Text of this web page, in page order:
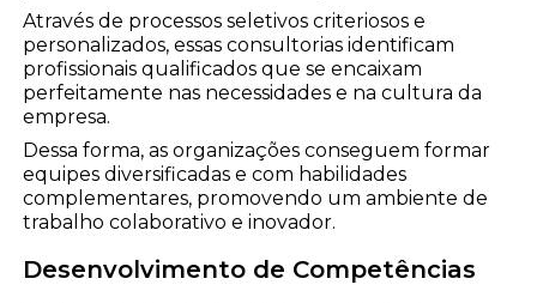
Através de processos seletivos criteriosos e
personalizados, essas consultorias identificam
profissionais qualificados que se encaixam
perfeitamente nas necessidades e na cultura da
empresa.
Dessa forma, as organizações conseguem formar
equipes diversificadas e com habilidades
complementares, promovendo um ambiente de
trabalho colaborativo e inovador.
Desenvolvimento de Competências